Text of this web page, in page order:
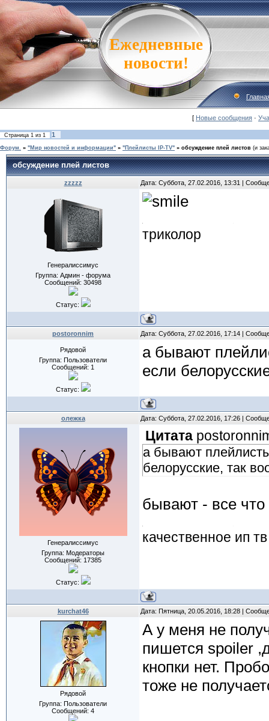
Ежедневные
новости!
[ Новые сообщения ·
Страница 1 из 1 1
Форум. » "Мир новостей и информации" » "Плейлисты IP-TV" » обсуждение плей листов (и
обсуждение плей листов
zzzzz Дата: Суббота, 27.02.2016, 13:31 |
Генералиссимус
Группа: Админ - форума
Сообщений: 30498
Статус:
триколор
postoronnim Дата: Суббота, 27.02.2016, 17:14 |
Рядовой
Группа: Пользователи
Сообщений: 1
Статус:
а бывают
если
олежка Дата: Суббота, 27.02.2016, 17:26 |
Генералиссимус
Группа: Модераторы
Сообщений: 17385
Статус:
Цитата
а бывают
белорусские, так
бывают - все
качественное ип
kurchat46 Дата: Пятница, 20.05.2016, 18:28 |
Рядовой
Группа: Пользователи
Сообщений: 4
А у меня не
пишется spoiler
кнопки нет.
тоже не